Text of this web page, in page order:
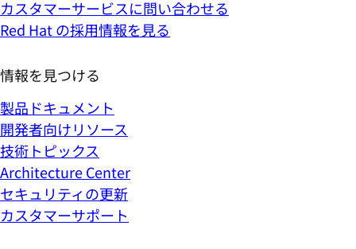
カスタマーサービスに問い合わせる
Red Hat の採用情報を見る
情報を見つける
製品ドキュメント
開発者向けリソース
技術トピックス
Architecture Center
セキュリティの更新
カスタマーサポート